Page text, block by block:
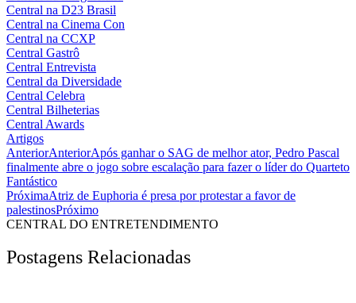
Central na D23 Brasil
Central na Cinema Con
Central na CCXP
Central Gastrô
Central Entrevista
Central da Diversidade
Central Celebra
Central Bilheterias
Central Awards
Artigos
AnteriorAnteriorApós ganhar o SAG de melhor ator, Pedro Pascal
finalmente abre o jogo sobre escalação para fazer o líder do Quarteto
Fantástico
PróximaAtriz de Euphoria é presa por protestar a favor de
palestinosPróximo
CENTRAL DO ENTRETENDIMENTO
Postagens Relacionadas